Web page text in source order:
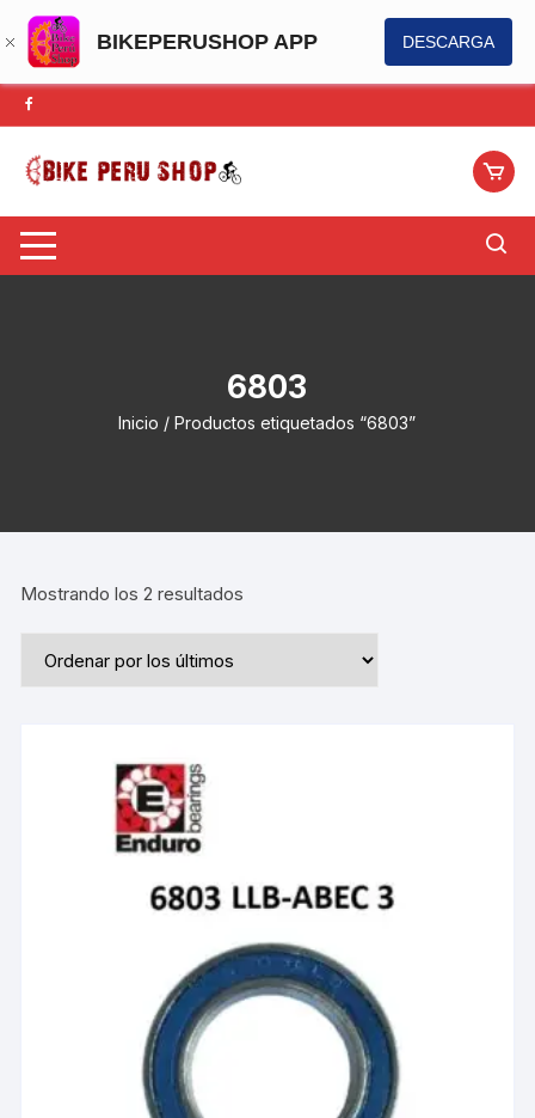
BIKEPERUSHOP APP DESCARGA
Saltar
al
contenido
6803
Inicio / Productos etiquetados “6803”
Mostrando los 2 resultados